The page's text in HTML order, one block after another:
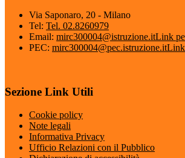
Via Saponaro, 20 - Milano
Tel: Tel. 02.8260979
Email: mirc300004@istruzione.itLink
PEC: mirc300004@pec.istruzione.itLink
Sezione Link Utili
Cookie policy
Note legali
Informativa Privacy
Ufficio Relazioni con il Pubblico